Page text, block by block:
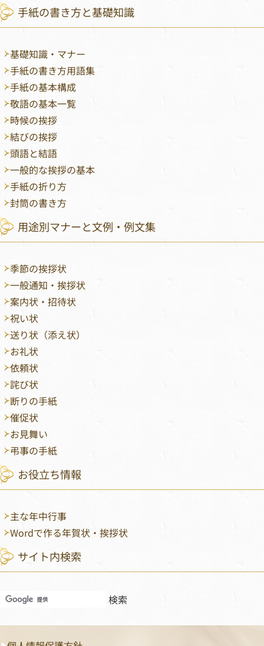
手紙の書き方と基礎知識
基礎知識・マナー
手紙の書き方用語集
手紙の基本構成
敬語の基本一覧
時候の挨拶
結びの挨拶
頭語と結語
一般的な挨拶の基本
手紙の折り方
封筒の書き方
用途別マナーと文例・例文集
季節の挨拶状
一般通知・挨拶状
案内状・招待状
祝い状
送り状（添え状）
お礼状
依頼状
詫び状
断りの手紙
催促状
お見舞い
弔事の手紙
お役立ち情報
主な年中行事
Wordで作る年賀状・挨拶状
サイト内検索